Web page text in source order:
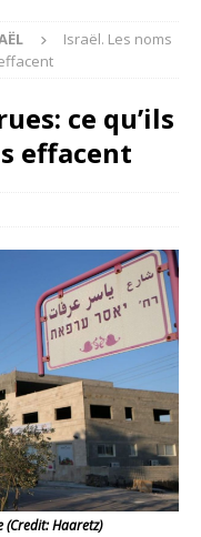
Israël. Les noms
ce qu’ils
effacent
Haaretz)